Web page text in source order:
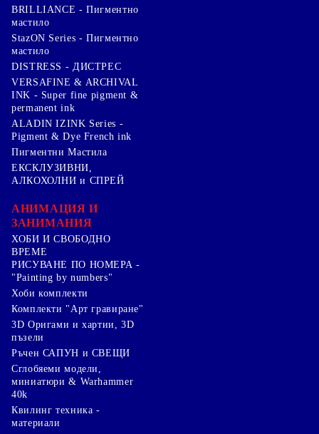
BRILLIANCE - Пигментно
мастило
StazON Series - Пигментно
мастило
DISTRESS - ДИСТРЕС
VERSAFINE & ARCHIVAL
INK - Super fine pigment &
permanent ink
ALADIN IZINK Series -
Pigment & Dye French ink
Пигментни Мастила
ЕКСКЛУЗИВНИ,
АЛКОХОЛНИ и СПРЕЙ
АНИМАЦИЯ И
ЗАНИМАНИЯ
ХОБИ И СВОБОДНО
ВРЕМЕ
РИСУВАНЕ ПО НОМЕРА -
"Painting by numbers"
Хоби комплекти
Комплекти "Арт гравиране"
3D Оригами и хартии, 3D
пъзели
Ръчен САПУН и СВЕЩИ
Сглобяеми модели,
миниатюри & Warhammer
40k
Квилинг техника -
материали